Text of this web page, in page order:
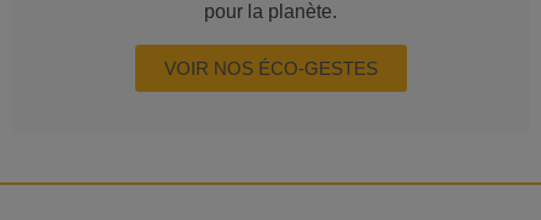
pour la planète.
VOIR NOS ÉCO-GESTES